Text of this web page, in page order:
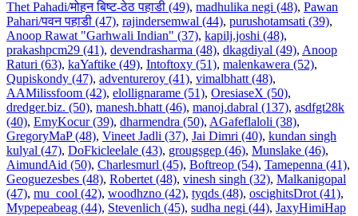
Thet Pahadi/मोहन बिष्ट-ठेठ पहाडी (49), madhulika negi (48), Pawan
Pahari/पवन पहाडी (47), rajindersemwal (44), purushotamsati (39),
Anoop Rawat "Garhwali Indian" (37), kapilj.joshi (48),
prakashpcm29 (41), devendrasharma (48), dkagdiyal (49), Anoop
Raturi (63), kaYaftike (49), Intoftoxy (51), malenkawera (52),
Qupiskondy (47), adventureroy (41), vimalbhatt (48),
AAMilissfoom (42), elollignarame (51), OresiaseX (50),
dredger.biz. (50), manesh.bhatt (46), manoj.dabral (137), asdfgt28k
(40), EmyKocur (39), dharmendra (50), AGafeflaloli (38),
GregoryMaP (48), Vineet Jadli (37), Jai Dimri (40), kundan singh
kulyal (47), DoFkicleelale (43), grougsgep (46), Munslake (46),
AimundAid (50), Charlesmurl (45), Boftreop (54), Tamepenna (41),
Geoguezesbes (48), Robertet (48), vinesh singh (32), Malkanigopal
(47), mu_cool (42), woodhzno (42), tyqds (48), oscighitsDrot (41),
Mypepeabeag (44), Stevenlich (45), sudha negi (44), JaxyHimiHap